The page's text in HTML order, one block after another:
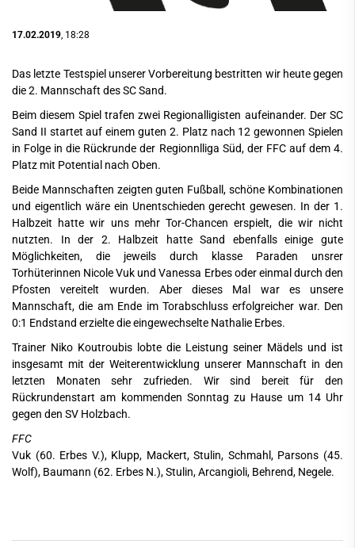
17.02.2019 , 18:28
Das letzte Testspiel unserer Vorbereitung bestritten wir heute gegen
die 2. Mannschaft des SC Sand.
Beim diesem Spiel trafen zwei Regionalligisten aufeinander. Der SC
Sand II startet auf einem guten 2. Platz nach 12 gewonnen Spielen
in Folge in die Rückrunde der Regionnlliga Süd, der FFC auf dem 4.
Platz mit Potential nach Oben.
Beide Mannschaften zeigten guten Fußball, schöne Kombinationen
und eigentlich wäre ein Unentschieden gerecht gewesen. In der 1.
Halbzeit hatte wir uns mehr Tor-Chancen erspielt, die wir nicht
nutzten. In der 2. Halbzeit hatte Sand ebenfalls einige gute
Möglichkeiten, die jeweils durch klasse Paraden unsrer
Torhüterinnen Nicole Vuk und Vanessa Erbes oder einmal durch den
Pfosten vereitelt wurden. Aber dieses Mal war es unsere
Mannschaft, die am Ende im Torabschluss erfolgreicher war. Den
0:1 Endstand erzielte die eingewechselte Nathalie Erbes.
Trainer Niko Koutroubis lobte die Leistung seiner Mädels und ist
insgesamt mit der Weiterentwicklung unserer Mannschaft in den
letzten Monaten sehr zufrieden. Wir sind bereit für den
Rückrundenstart am kommenden Sonntag zu Hause um 14 Uhr
gegen den SV Holzbach.
FFC
Vuk (60. Erbes V.), Klupp, Mackert, Stulin, Schmahl, Parsons (45.
Wolf), Baumann (62. Erbes N.), Stulin, Arcangioli, Behrend, Negele.